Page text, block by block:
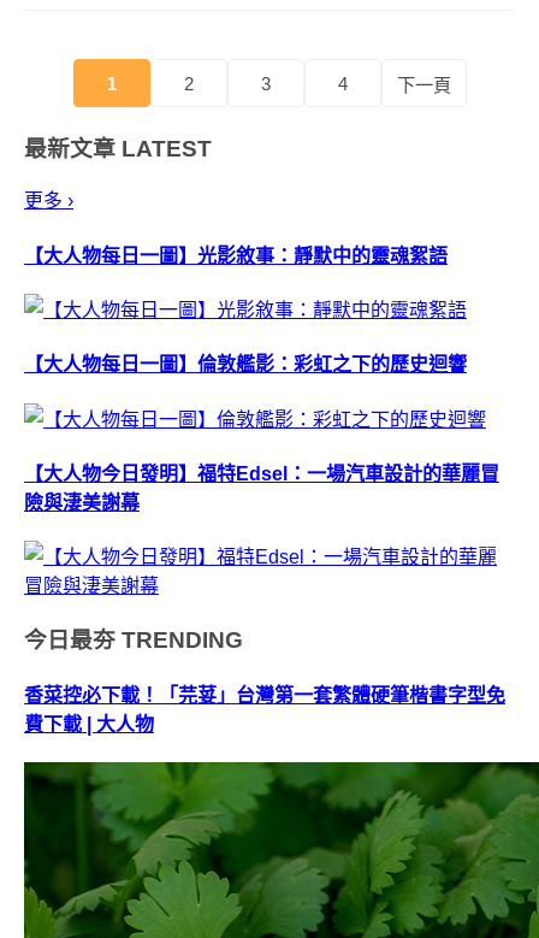
1 2 3 4 下一頁
最新文章 LATEST
更多 ›
【大人物每日一圖】光影敘事：靜默中的靈魂絮語
【大人物每日一圖】倫敦艦影：彩虹之下的歷史迴響
【大人物今日發明】福特Edsel：一場汽車設計的華麗冒
險與淒美謝幕
今日最夯 TRENDING
香菜控必下載！「芫荽」台灣第一套繁體硬筆楷書字型免
費下載 | 大人物